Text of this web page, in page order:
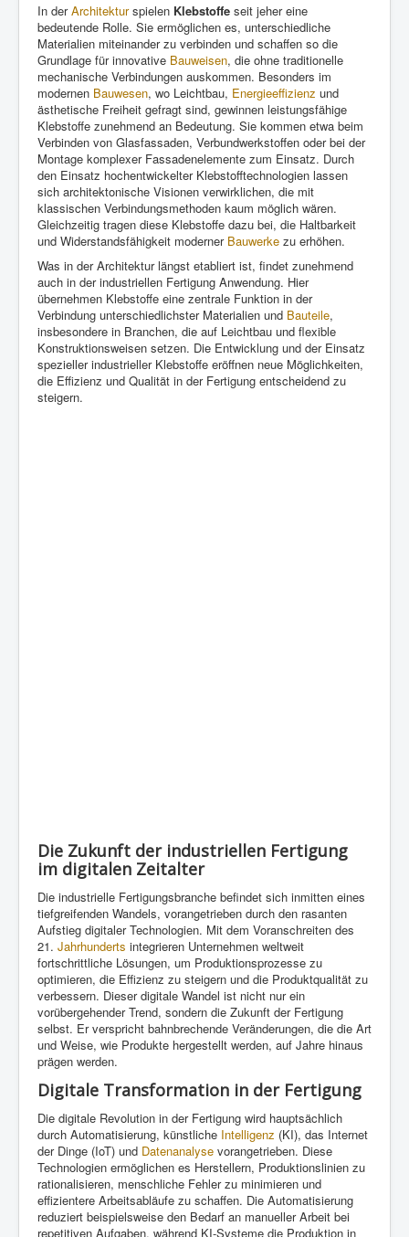
In derArchitekturspielen Klebstoffe seit jeher eine
bedeutende Rolle. Sie ermöglichen es, unterschiedliche
Materialien miteinander zu verbinden und schaffen so die
Grundlage für innovative Bauweisen, die ohne traditionelle
mechanische Verbindungen auskommen. Besonders im
modernen Bauwesen, wo Leichtbau, Energieeffizienz und
ästhetische Freiheit gefragt sind, gewinnen leistungsfähige
Klebstoffe zunehmend an Bedeutung. Sie kommen etwa beim
Verbinden von Glasfassaden, Verbundwerkstoffen oder bei der
Montage komplexer Fassadenelemente zum Einsatz. Durch
den Einsatz hochentwickelter Klebstofftechnologien lassen
sich architektonische Visionen verwirklichen, die mit
klassischen Verbindungsmethoden kaum möglich wären.
Gleichzeitig tragen diese Klebstoffe dazu bei, die Haltbarkeit
und Widerstandsfähigkeit moderner Bauwerke zu erhöhen.
Was in der Architektur längst etabliert ist, findet zunehmend
auch in der industriellen Fertigung Anwendung. Hier
übernehmen Klebstoffe eine zentrale Funktion in der
Verbindung unterschiedlichster Materialien und Bauteile,
insbesondere in Branchen, die auf Leichtbau und flexible
Konstruktionsweisen setzen. Die Entwicklung und der Einsatz
spezieller industrieller Klebstoffe eröffnen neue Möglichkeiten,
die Effizienz und Qualität in der Fertigung entscheidend zu
steigern.
Die Zukunft der industriellen Fertigung
im digitalen Zeitalter
Die industrielle Fertigungsbranche befindet sich inmitten eines
tiefgreifenden Wandels, vorangetrieben durch den rasanten
Aufstieg digitaler Technologien. Mit dem Voranschreiten des
21. Jahrhunderts integrieren Unternehmen weltweit
fortschrittliche Lösungen, um Produktionsprozesse zu
optimieren, die Effizienz zu steigern und die Produktqualität zu
verbessern. Dieser digitale Wandel ist nicht nur ein
vorübergehender Trend, sondern die Zukunft der Fertigung
selbst. Er verspricht bahnbrechende Veränderungen, die die Art
und Weise, wie Produkte hergestellt werden, auf Jahre hinaus
prägen werden.
Digitale Transformation in der Fertigung
Die digitale Revolution in der Fertigung wird hauptsächlich
durch Automatisierung, künstliche Intelligenz (KI), das Internet
der Dinge (IoT) und Datenanalyse vorangetrieben. Diese
Technologien ermöglichen es Herstellern, Produktionslinien zu
rationalisieren, menschliche Fehler zu minimieren und
effizientere Arbeitsabläufe zu schaffen. Die Automatisierung
reduziert beispielsweise den Bedarf an manueller Arbeit bei
repetitiven Aufgaben, während KI-Systeme die Produktion in